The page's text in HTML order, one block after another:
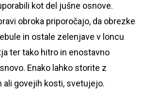
kot del jušne osnove.
obroka priporočajo, da obrezke
in ostale zelenjave v loncu
ter tako hitro in enostavno
Enako lahko storite z
ali govejih kosti, svetujejo.